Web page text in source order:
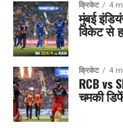
क्रिकेट 4
मुंबई
विकेट से
क्रिकेट 4
RCB vs
चमकी